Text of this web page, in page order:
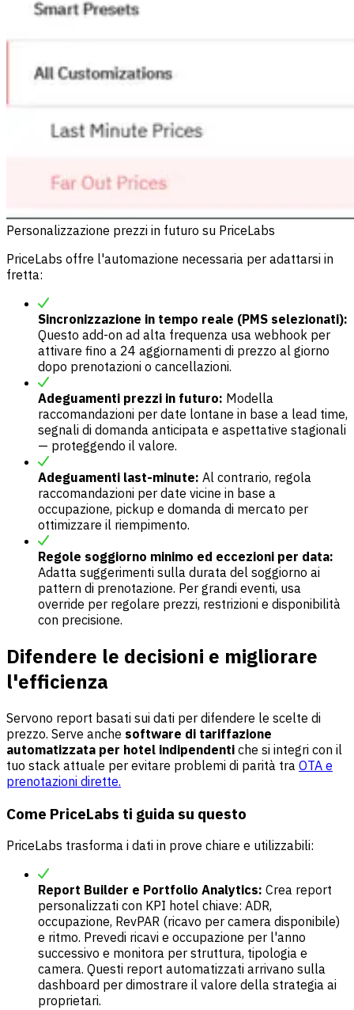
Personalizzazione prezzi in futuro su PriceLabs
PriceLabs offre l'automazione necessaria per adattarsi in
fretta:
Sincronizzazione in tempo reale (PMS selezionati):
Questo add-on ad alta frequenza usa webhook per
attivare fino a 24 aggiornamenti di prezzo al giorno
dopo prenotazioni o cancellazioni.
Adeguamenti prezzi in futuro: Modella
raccomandazioni per date lontane in base a lead time,
segnali di domanda anticipata e aspettative stagionali
— proteggendo il valore.
Adeguamenti last-minute: Al contrario, regola
raccomandazioni per date vicine in base a
occupazione, pickup e domanda di mercato per
ottimizzare il riempimento.
Regole soggiorno minimo ed eccezioni per data:
Adatta suggerimenti sulla durata del soggiorno ai
pattern di prenotazione. Per grandi eventi, usa
override per regolare prezzi, restrizioni e disponibilità
con precisione.
Difendere le decisioni e migliorare
l'efficienza
Servono report basati sui dati per difendere le scelte di
prezzo. Serve anche software di tariffazione
automatizzata per hotel indipendenti che si integri con il
tuo stack attuale per evitare problemi di parità tra OTA e
prenotazioni dirette.
Come PriceLabs ti guida su questo
PriceLabs trasforma i dati in prove chiare e utilizzabili:
Report Builder e Portfolio Analytics: Crea report
personalizzati con KPI hotel chiave: ADR,
occupazione, RevPAR (ricavo per camera disponibile)
e ritmo. Prevedi ricavi e occupazione per l'anno
successivo e monitora per struttura, tipologia e
camera. Questi report automatizzati arrivano sulla
dashboard per dimostrare il valore della strategia ai
proprietari.